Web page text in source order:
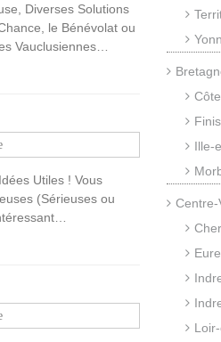
Diverses Solutions
le Bénévolat ou
Vauclusiennes…
Utiles ! Vous
(Sérieuses ou
Ille-
Centre-
Cher